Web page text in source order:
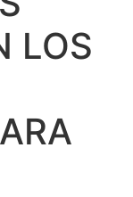
LOS